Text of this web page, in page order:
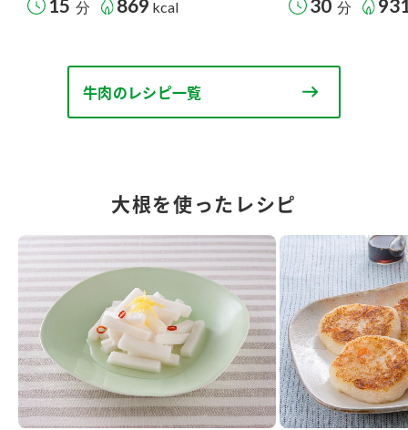
15 分 869 kcal 30 分
牛肉のレシピ一覧
大根を使ったレシピ